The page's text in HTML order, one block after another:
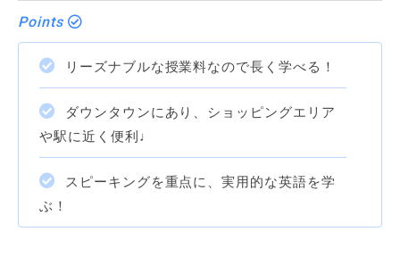
Points
リーズナブルな授業料なので長く学べる！
ダウンタウンにあり、ショッピングエリア
や駅に近く便利♩
スピーキングを重点に、実用的な英語を学
ぶ！